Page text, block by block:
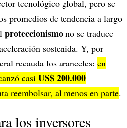
tecnológico global, pero se
promedios de tendencia a largo
proteccionismo no se traduce
sostenida. Y, por
recauda los aranceles: en
casi US$ 200.000
reembolsar, al menos en parte.
los inversores